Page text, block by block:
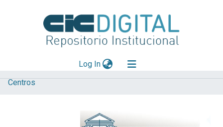
Log In(current)
Explorar
Centros